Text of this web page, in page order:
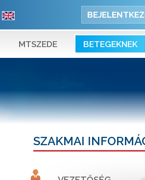
MTSZEDE BETEGEKNEK
SZAKMAI